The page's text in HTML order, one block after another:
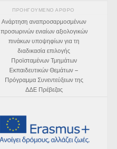
ΠΡΟΗΓΟΎΜΕΝΟ ΆΡΘΡΟ
Ανάρτηση αναπροσαρμοσμένων
προσωρινών ενιαίων αξιολογικών
πινάκων υποψηφίων για τη
διαδικασία επιλογής
Προϊσταμένων Τμημάτων
Εκπαιδευτικών Θεμάτων –
Πρόγραμμα Συνεντεύξεων της
ΔΔΕ Πρέβεζας